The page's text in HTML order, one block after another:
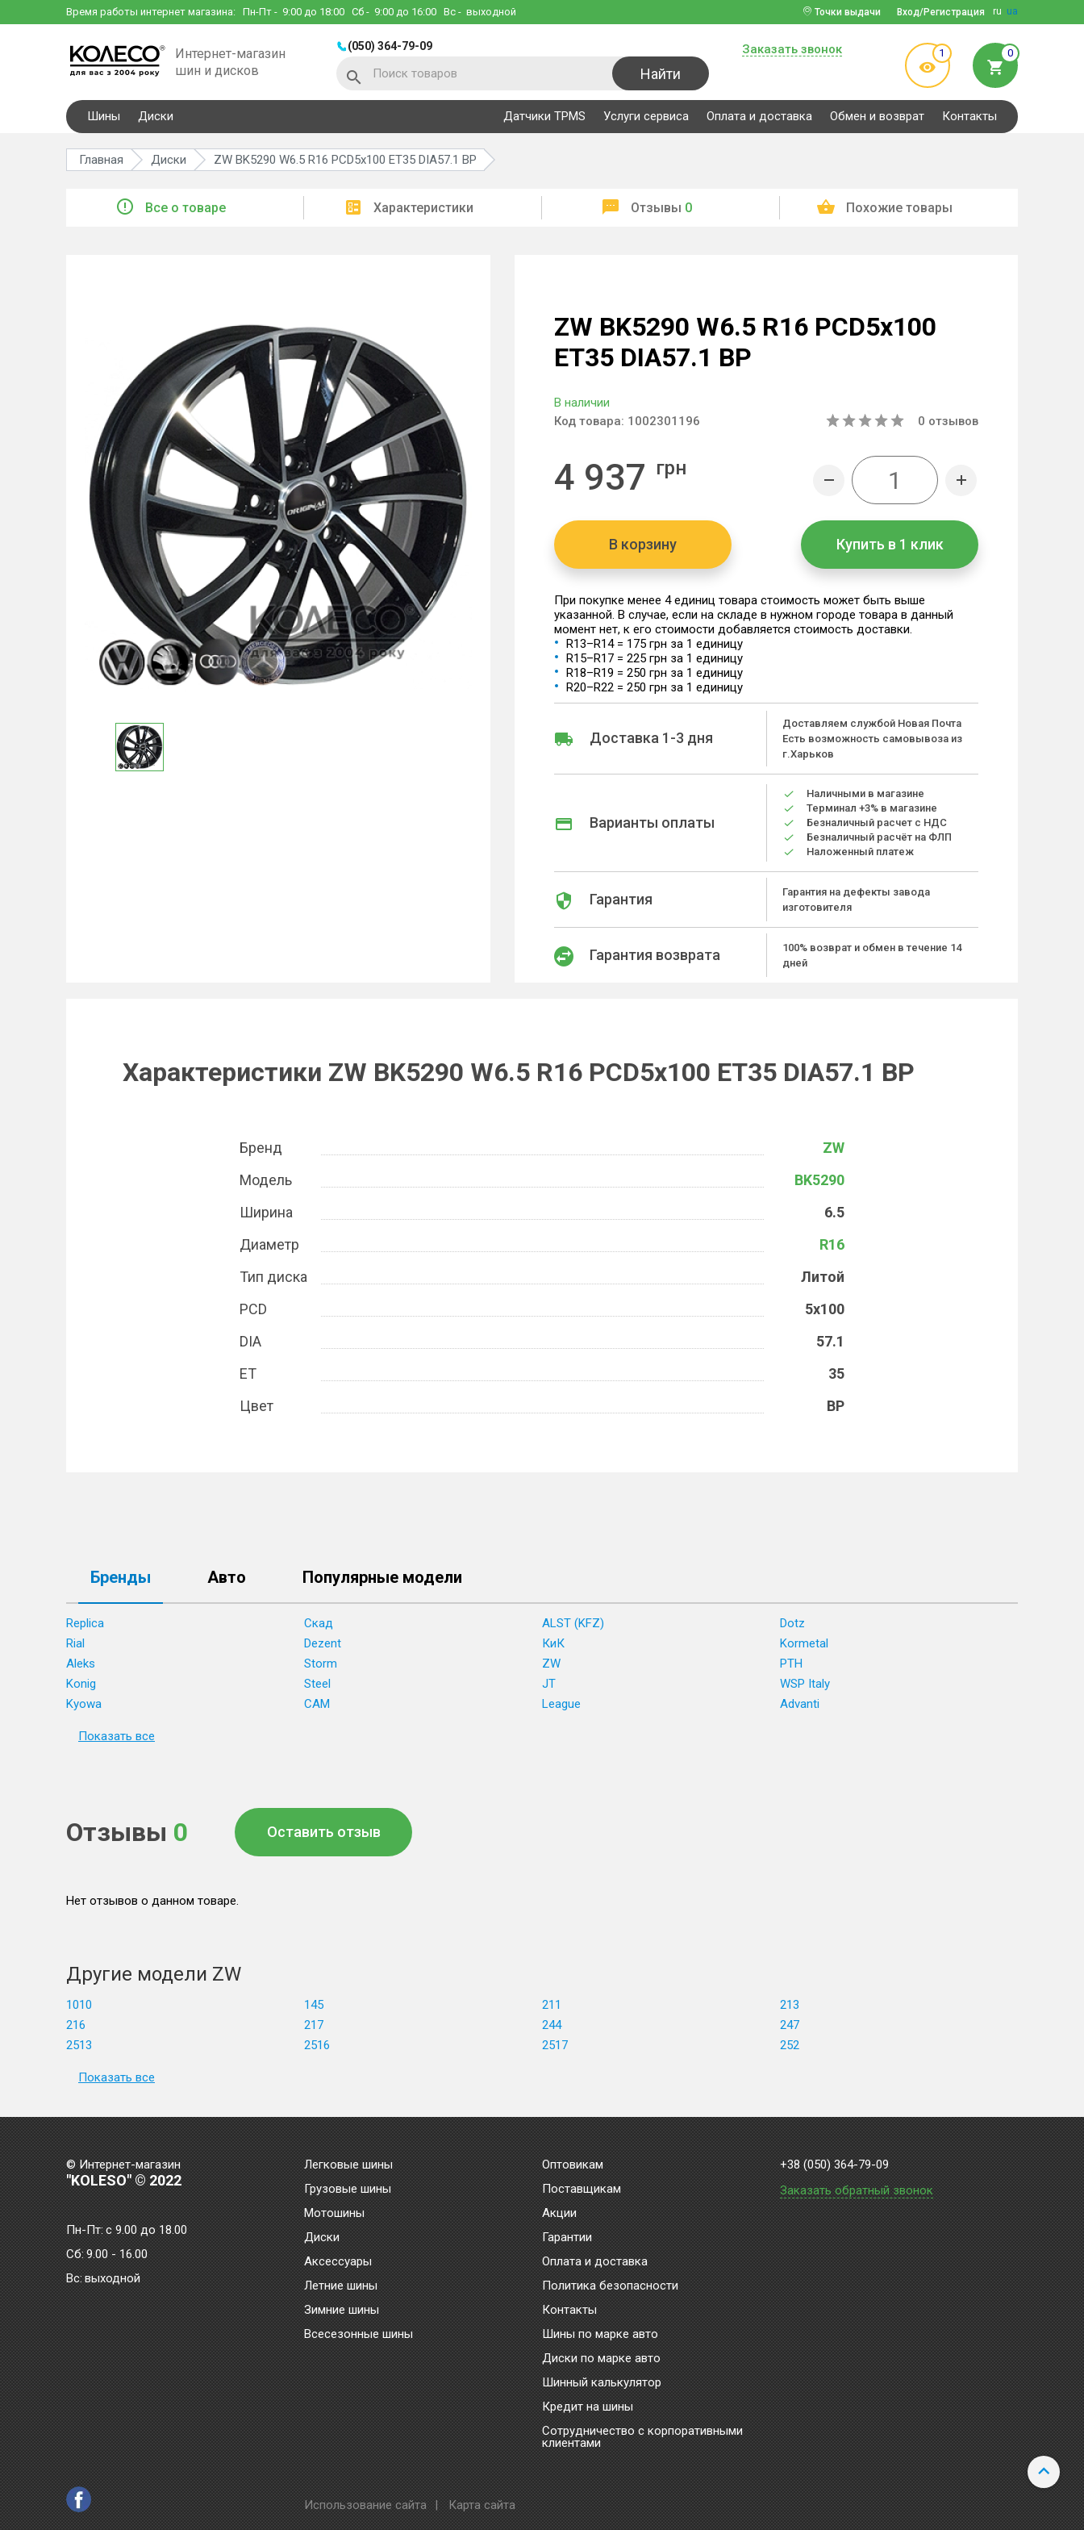
Время работы интернет магазина: Пн-Пт - 9:00 до 18:00 Сб - 9:00 до 16:00 Вс - выходной ru ua
Вход/Регистрация
Точки выдачи
Интернет-магазин
шин и дисков
(050) 364-79-09
Найти
Заказать звонок 1 0
Шины Диски Датчики TPMS Услуги сервиса Оплата и доставка Обмен и возврат Контакты
Главная Диски ZW BK5290 W6.5 R16 PCD5x100 ET35 DIA57.1 BP
Все о товаре Характеристики Отзывы 0 Похожие товары
ZW BK5290 W6.5 R16 PCD5x100
ET35 DIA57.1 BP
В наличии
Код товара: 1002301196 0 отзывов
4 937 грн
В корзину Купить в 1 клик
При покупке менее 4 единиц товара стоимость может быть выше
указанной. В случае, если на складе в нужном городе товара в данный
момент нет, к его стоимости добавляется стоимость доставки.
R13–R14 = 175 грн за 1 единицу
R15–R17 = 225 грн за 1 единицу
R18–R19 = 250 грн за 1 единицу
R20–R22 = 250 грн за 1 единицу
Доставка 1-3 дня
Доставляем службой Новая Почта
Есть возможность самовывоза из
г.Харьков
Варианты оплаты
Наличными в магазине
Терминал +3% в магазине
Безналичный расчет с НДС
Безналичный расчёт на ФЛП
Наложенный платеж
Гарантия
Гарантия на дефекты завода
изготовителя
Гарантия возврата
100% возврат и обмен в течение 14
дней
Характеристики ZW BK5290 W6.5 R16 PCD5x100 ET35 DIA57.1 BP
Бренд
ZW
Модель
BK5290
Ширина
6.5
Диаметр
R16
Тип диска
Литой
PCD
5x100
DIA
57.1
ET
35
Цвет
BP
Бренды Авто Популярные модели
Replica Скад ALST (KFZ)
Dotz
Rial
Dezent КиК
Kormetal
Aleks
Storm ZW
PTH
Konig
Steel JT
WSP Italy
Kyowa
CAM League Advanti
Показать все
Отзывы 0 Оставить отзыв
Нет отзывов о данном товаре.
Другие модели ZW
1010 145 211
213
216
217 244
247
2513
2516 2517 252
Показать все
© Интернет-магазин
"KOLESO" © 2022
Пн-Пт:с 9.00 до 18.00
Сб: 9.00 - 16.00
Bc: выходной
Легковые шины
Грузовые шины
Мотошины
Диски
Аксессуары
Летние шины
Зимние шины
Всесезонные шины
Оптовикам
Поставщикам
Акции
Гарантии
Оплата и доставка
Политика безопасности
Контакты
Шины по марке авто
Диски по марке авто
Шинный калькулятор
Кредит на шины
Сотрудничество с корпоративными
клиентами
+38 (050) 364-79-09
Заказать обратный звонок
Использование сайта | Карта сайта